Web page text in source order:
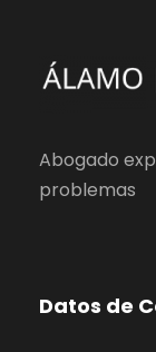
Abogado
problemas
Datos de